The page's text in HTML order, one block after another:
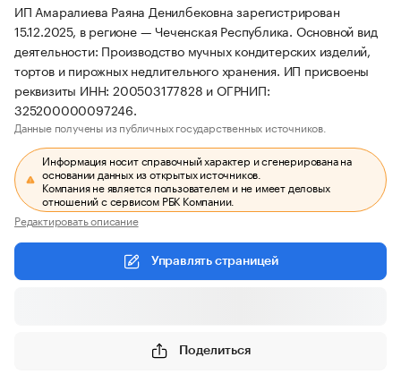
ИП Амаралиева Раяна Денилбековна зарегистрирован
15.12.2025, в регионе — Чеченская Республика. Основной вид
деятельности: Производство мучных кондитерских изделий,
тортов и пирожных недлительного хранения. ИП присвоены
реквизиты ИНН: 200503177828 и ОГРНИП:
325200000097246.
Данные получены из публичных государственных источников.
Информация носит справочный характер и сгенерирована на
основании данных из открытых источников.
Компания не является пользователем и не имеет деловых
отношений с сервисом РБК Компании.
Редактировать описание
Управлять страницей
Поделиться